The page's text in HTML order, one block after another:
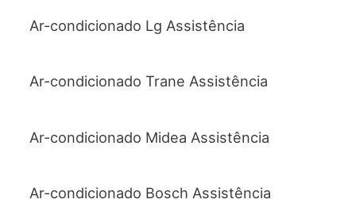
Ar-condicionado Lg Assistência
Ar-condicionado Trane Assistência
Ar-condicionado Midea Assistência
Ar-condicionado Bosch Assistência